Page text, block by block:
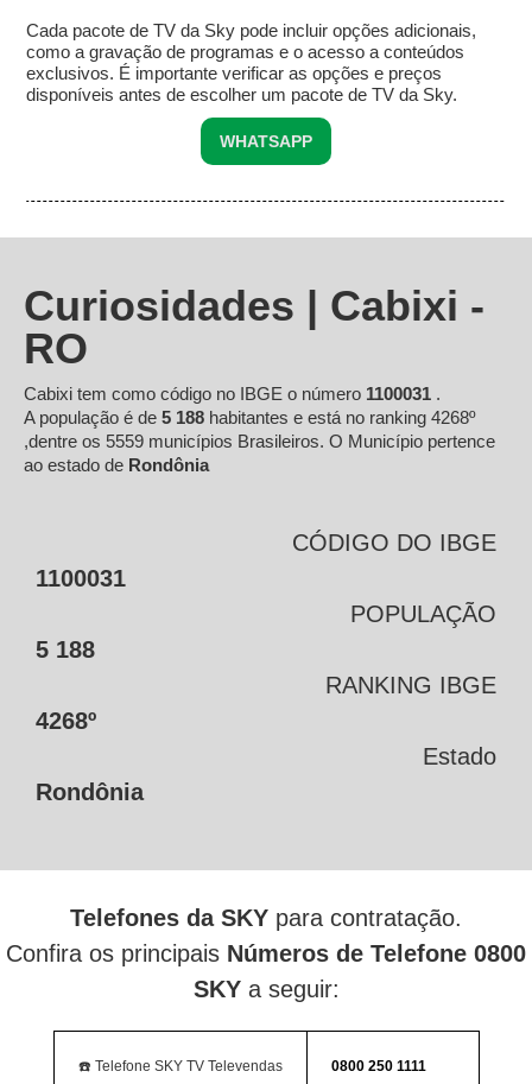
Cada pacote de TV da Sky pode incluir opções adicionais,
como a gravação de programas e o acesso a conteúdos
exclusivos. É importante verificar as opções e preços
disponíveis antes de escolher um pacote de TV da Sky.
WHATSAPP
Curiosidades | Cabixi -
RO
Cabixi tem como código no IBGE o número 1100031 .
A população é de 5 188 habitantes e está no ranking 4268º
,dentre os 5559 municípios Brasileiros. O Município pertence
ao estado de Rondônia
CÓDIGO DO IBGE
1100031
POPULAÇÃO
5 188
RANKING IBGE
4268º
Estado
Rondônia
Telefones da SKY para contratação.
Confira os principais Números de Telefone 0800
SKYa seguir:
☎️ Telefone SKY TV Televendas 0800 250 1111